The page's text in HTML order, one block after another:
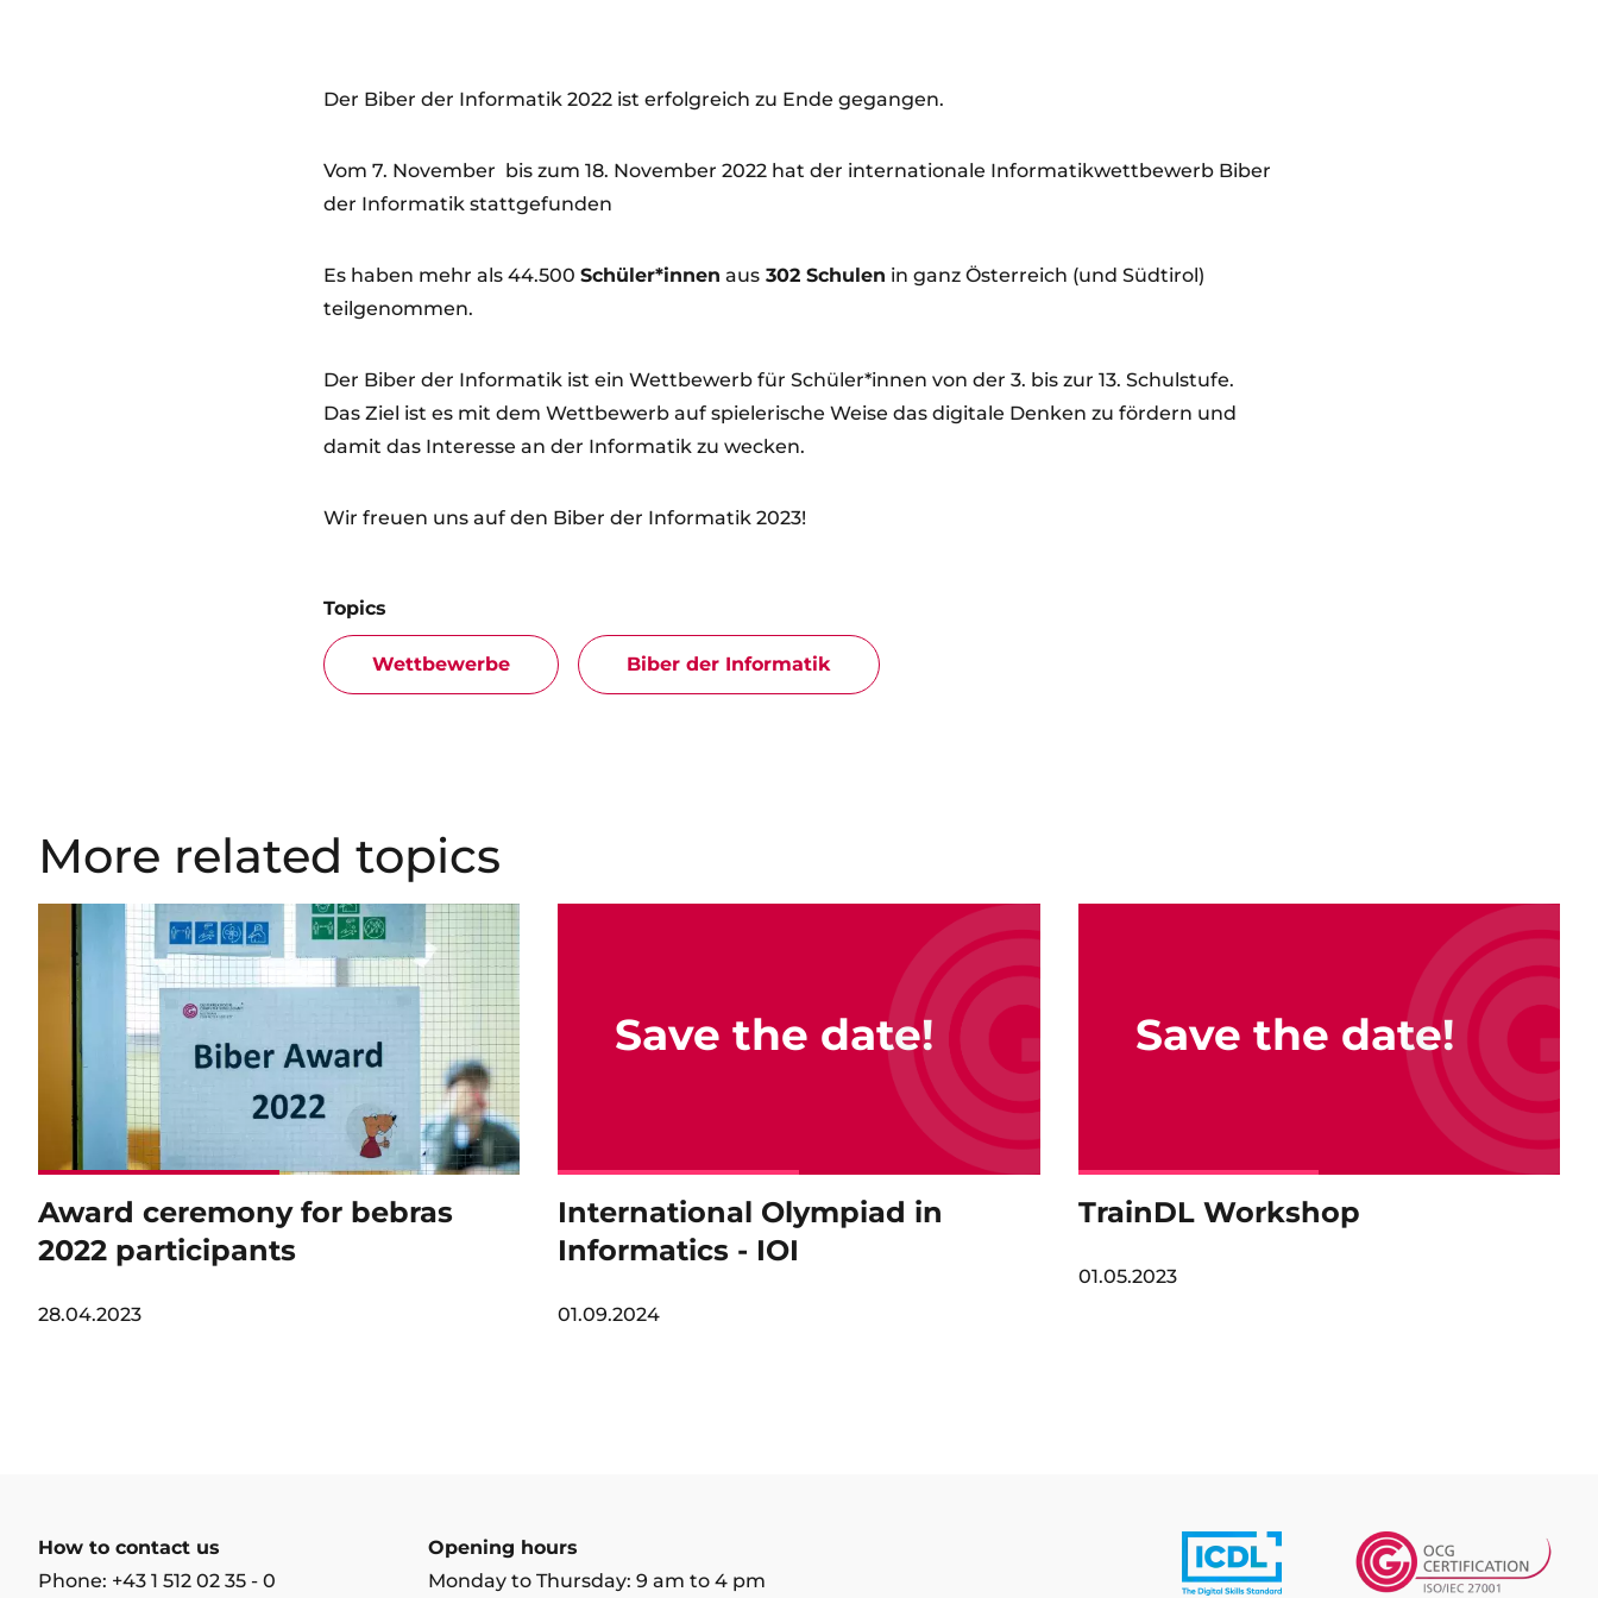
Der Biber der Informatik 2022 ist erfolgreich zu Ende gegangen.
Vom 7. November bis zum 18. November 2022 hat der internationale Informatikwettbewerb Biber
der Informatik stattgefunden
Es haben mehr als 44.500 Schüler*innen aus 302 Schulen in ganz Österreich (und Südtirol)
teilgenommen.
Der Biber der Informatik ist ein Wettbewerb für Schüler*innen von der 3. bis zur 13. Schulstufe.
Das Ziel ist es mit dem Wettbewerb auf spielerische Weise das digitale Denken zu fördern und
damit das Interesse an der Informatik zu wecken.
Wir freuen uns auf den Biber der Informatik 2023!
Topics
Wettbewerbe Biber der Informatik
More related topics
Award ceremony for bebras
2022 participants
28.04.2023
Save the date!
International Olympiad in
Informatics - IOI
01.09.2024
Save the date!
TrainDL Workshop
01.05.2023
How to contact us
Phone: +43 1 512 02 35 - 0
Opening hours
Monday to Thursday: 9 am to 4 pm